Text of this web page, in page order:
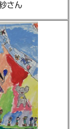
さん